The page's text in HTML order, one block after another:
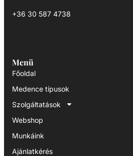
+36 30 587 4738
Menü
Főoldal
Medence típusok
Szolgáltatások
Webshop
Munkáink
Ajánlatkérés